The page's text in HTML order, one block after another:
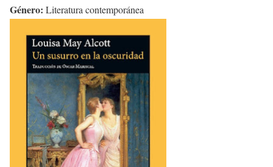
Género: Literatura contemporánea